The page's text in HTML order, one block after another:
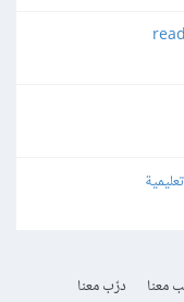
معنا
درّب معنا